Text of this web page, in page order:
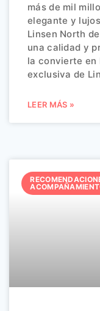
más de mil
elegante y
Linsen North
una calidad y
la convierte en
exclusiva de
LEER MÁS »